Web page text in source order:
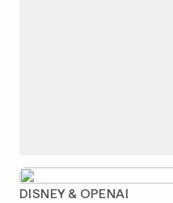
DISNEY & OPENAI